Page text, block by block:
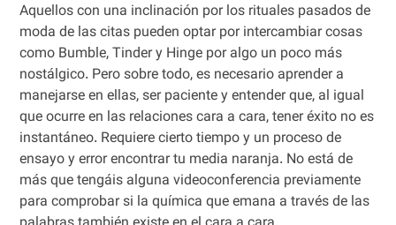
Aquellos con una inclinación por los rituales pasados de
moda de las citas pueden optar por intercambiar cosas
como Bumble, Tinder y Hinge por algo un poco más
nostálgico. Pero sobre todo, es necesario aprender a
manejarse en ellas, ser paciente y entender que, al igual
que ocurre en las relaciones cara a cara, tener éxito no es
instantáneo. Requiere cierto tiempo y un proceso de
ensayo y error encontrar tu media naranja. No está de
más que tengáis alguna videoconferencia previamente
para comprobar si la química que emana a través de las